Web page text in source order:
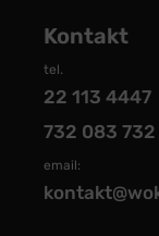
Kontakt
tel.
22 113 4447
732 083 732
email: